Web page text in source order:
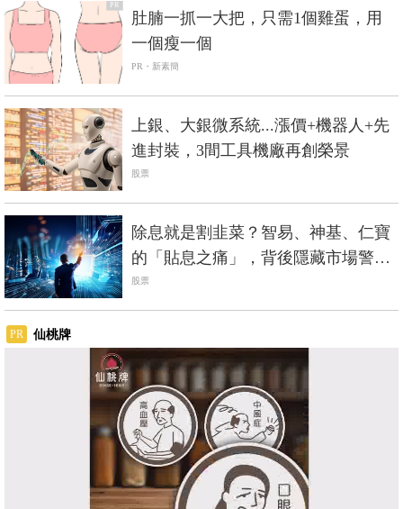
PR
肚腩一抓一大把，只需1個雞蛋，用
一個瘦一個
PR・新素簡
上銀、大銀微系統...漲價+機器人+先
進封裝，3間工具機廠再創榮景
股票
除息就是割韭菜？智易、神基、仁寶
的「貼息之痛」，背後隱藏市場警
訊？
股票
PR 仙桃牌